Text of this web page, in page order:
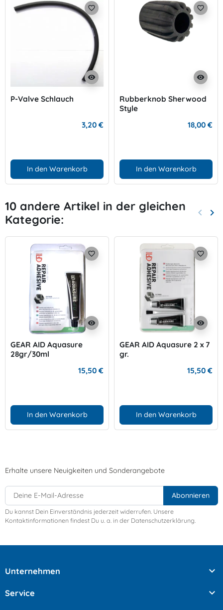
visibility
favorite_border
P-Valve Schlauch
3,20 €
In den Warenkorb
visibility
favorite_border
Rubberknob Sherwood
Style
18,00 €
In den Warenkorb
10 andere Artikel in der gleichen
Kategorie:
Zurück
keyboard_arrow_left keyboard_arrow_right
visibility
favorite_border
GEAR AID Aquasure
28gr/30ml
15,50 €
In den Warenkorb
visibility
favorite_border
GEAR AID Aquasure 2 x 7
gr.
15,50 €
In den Warenkorb
Erhalte unsere Neuigkeiten und Sonderangebote
Du kannst Dein Einverständnis jederzeit widerrufen. Unsere
Kontaktinformationen findest Du u. a. in der Datenschutzerklärung.
Unternehmen 
Service 